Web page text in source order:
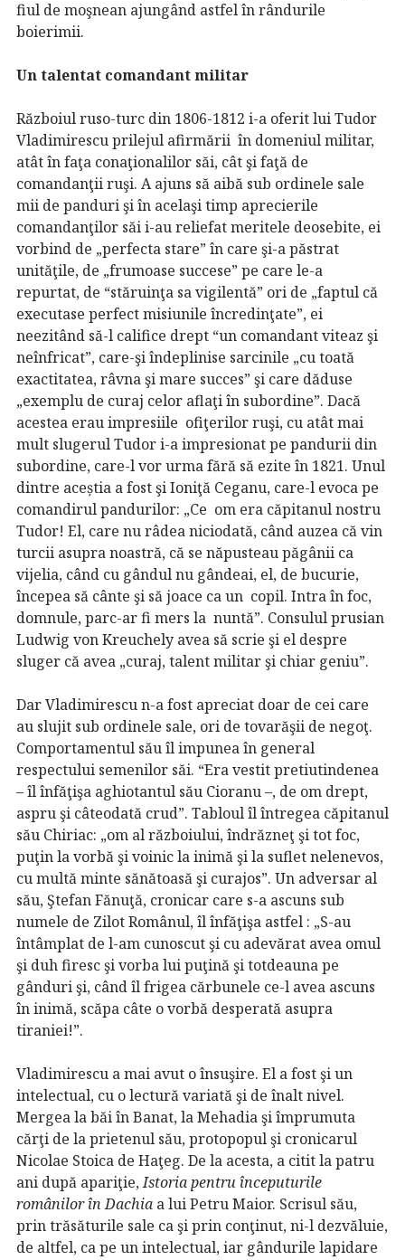
fiul de moşnean ajungând astfel în rândurile
boierimii.
Un talentat comandant militar
Războiul ruso-turc din 1806-1812 i-a oferit lui Tudor
Vladimirescu prilejul afirmării în domeniul militar,
atât în faţa conaţionalilor săi, cât şi faţă de
comandanţii ruşi. A ajuns să aibă sub ordinele sale
mii de panduri şi în acelaşi timp aprecierile
comandanţilor săi i-au reliefat meritele deosebite, ei
vorbind de „perfecta stare” în care şi-a păstrat
unităţile, de „frumoase succese” pe care le-a
repurtat, de “stăruinţa sa vigilentă” ori de „faptul că
executase perfect misiunile încredinţate”, ei
neezitând să-l califice drept “un comandant viteaz şi
neînfricat”, care-şi îndeplinise sarcinile „cu toată
exactitatea, râvna şi mare succes” şi care dăduse
„exemplu de curaj celor aflaţi în subordine”. Dacă
acestea erau impresiile ofiţerilor ruşi, cu atât mai
mult slugerul Tudor i-a impresionat pe pandurii din
subordine, care-l vor urma fără să ezite în 1821. Unul
dintre aceștia a fost şi Ioniţă Ceganu, care-l evoca pe
comandirul pandurilor: „Ce om era căpitanul nostru
Tudor! El, care nu râdea niciodată, când auzea că vin
turcii asupra noastră, că se năpusteau păgânii ca
vijelia, când cu gândul nu gândeai, el, de bucurie,
începea să cânte şi să joace ca un copil. Intra în foc,
domnule, parc-ar fi mers la nuntă”. Consulul prusian
Ludwig von Kreuchely avea să scrie şi el despre
sluger că avea „curaj, talent militar şi chiar geniu”.
Dar Vladimirescu n-a fost apreciat doar de cei care
au slujit sub ordinele sale, ori de tovarăşii de negoţ.
Comportamentul său îl impunea în general
respectului semenilor săi. “Era vestit pretiutindenea
– îl înfăţişa aghiotantul său Cioranu –, de om drept,
aspru şi câteodată crud”. Tabloul îl întregea căpitanul
său Chiriac: „om al războiului, îndrăzneţ şi tot foc,
puţin la vorbă şi voinic la inimă şi la suflet nelenevos,
cu multă minte sănătoasă şi curajos”. Un adversar al
său, Ştefan Fănuţă, cronicar care s-a ascuns sub
numele de Zilot Românul, îl înfăţişa astfel : „S-au
întâmplat de l-am cunoscut şi cu adevărat avea omul
şi duh firesc şi vorba lui puţină şi totdeauna pe
gânduri şi, când îl frigea cărbunele ce-l avea ascuns
în inimă, scăpa câte o vorbă desperată asupra
tiraniei!”.
Vladimirescu a mai avut o însuşire. El a fost şi un
intelectual, cu o lectură variată şi de înalt nivel.
Mergea la băi în Banat, la Mehadia şi împrumuta
cărţi de la prietenul său, protopopul şi cronicarul
Nicolae Stoica de Haţeg. De la acesta, a citit la patru
ani după apariţie, Istoria pentru începuturile
românilor în Dachia a lui Petru Maior. Scrisul său,
prin trăsăturile sale ca şi prin conţinut, ni-l dezvăluie,
de altfel, ca pe un intelectual, iar gândurile lapidare